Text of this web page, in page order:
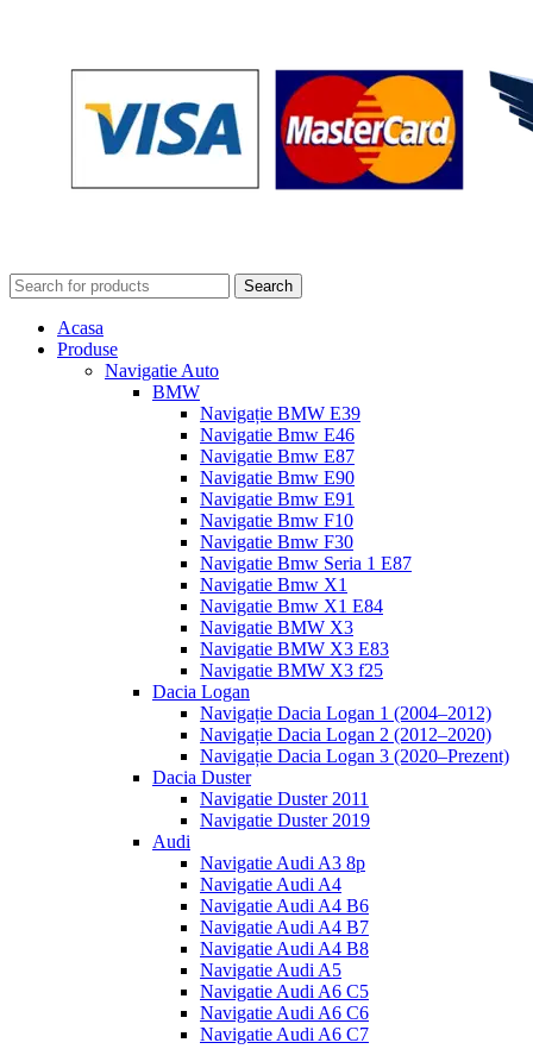
Search
Acasa
Produse
Navigatie Auto
BMW
Navigație BMW E39
Navigatie Bmw E46
Navigatie Bmw E87
Navigatie Bmw E90
Navigatie Bmw E91
Navigatie Bmw F10
Navigatie Bmw F30
Navigatie Bmw Seria 1 E87
Navigatie Bmw X1
Navigatie Bmw X1 E84
Navigatie BMW X3
Navigatie BMW X3 E83
Navigatie BMW X3 f25
Dacia Logan
Navigație Dacia Logan 1 (2004–2012)
Navigație Dacia Logan 2 (2012–2020)
Navigație Dacia Logan 3 (2020–Prezent)
Dacia Duster
Navigatie Duster 2011
Navigatie Duster 2019
Audi
Navigatie Audi A3 8p
Navigatie Audi A4
Navigatie Audi A4 B6
Navigatie Audi A4 B7
Navigatie Audi A4 B8
Navigatie Audi A5
Navigatie Audi A6 C5
Navigatie Audi A6 C6
Navigatie Audi A6 C7